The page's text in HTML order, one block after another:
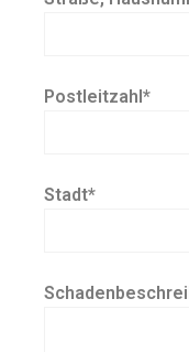
Postleitzahl*
Stadt*